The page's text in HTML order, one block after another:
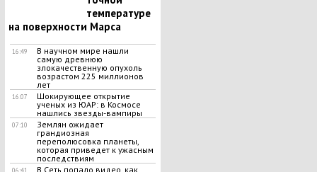
температуре
на поверхности Марса
16:49
В научном мире нашли
самую древнюю
злокачественную опухоль
возрастом 225 миллионов
лет
16:07
Шокирующее открытие
ученых из ЮАР: в Космосе
нашлись звезды-вампиры
07:10
Землян ожидает
грандиозная
переполюсовка планеты,
которая приведет к ужасным
последствиям
06:41
В Сеть попало видео, как